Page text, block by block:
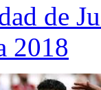
de
2018